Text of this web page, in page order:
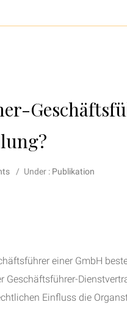
/ Under : Publikation
einer GmbH
Einfluss die